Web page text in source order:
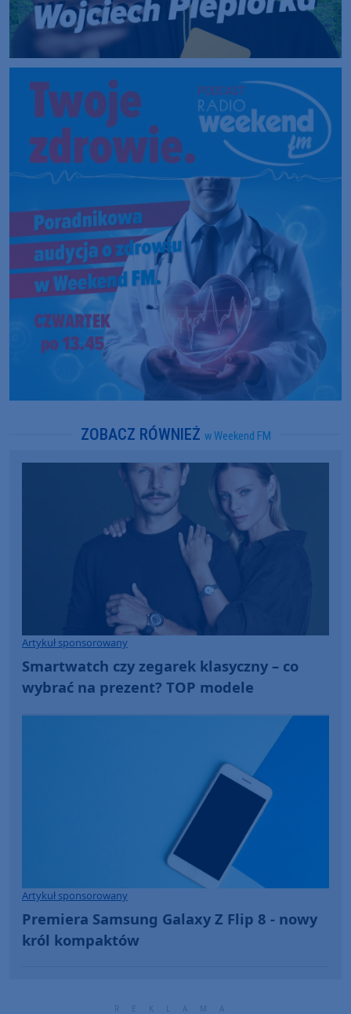
ZOBACZ RÓWNIEŻ w Weekend FM
Artykuł sponsorowany
Smartwatch czy zegarek klasyczny – co
wybrać na prezent? TOP modele
Artykuł sponsorowany
Premiera Samsung Galaxy Z Flip 8 - nowy
król kompaktów